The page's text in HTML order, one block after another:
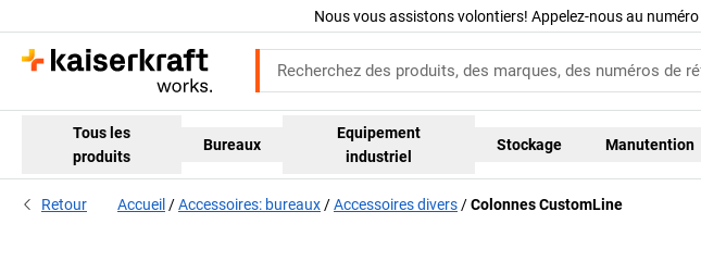
Nous vous assistons volontiers! Appelez-nous au numéro
Tous les
produits
Bureaux
Equipement
industriel
Stockage Manutention
Retour Accueil Accessoires: bureaux Accessoires divers Colonnes CustomLine